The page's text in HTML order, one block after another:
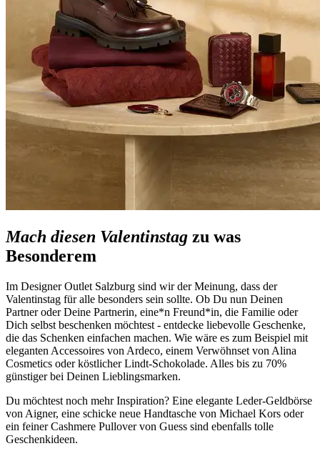
Mach diesen Valentinstag zu was
Besonderem
Im Designer Outlet Salzburg sind wir der Meinung, dass der
Valentinstag für alle besonders sein sollte. Ob Du nun Deinen
Partner oder Deine Partnerin, eine*n Freund*in, die Familie oder
Dich selbst beschenken möchtest - entdecke liebevolle Geschenke,
die das Schenken einfachen machen. Wie wäre es zum Beispiel mit
eleganten Accessoires von Ardeco, einem Verwöhnset von Alina
Cosmetics oder köstlicher Lindt-Schokolade. Alles bis zu 70%
günstiger bei Deinen Lieblingsmarken.
Du möchtest noch mehr Inspiration? Eine elegante Leder-Geldbörse
von Aigner, eine schicke neue Handtasche von Michael Kors oder
ein feiner Cashmere Pullover von Guess sind ebenfalls tolle
Geschenkideen.